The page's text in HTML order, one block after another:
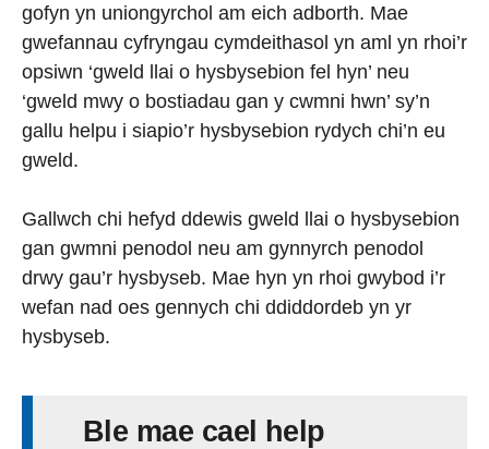
gofyn yn uniongyrchol am eich adborth. Mae
gwefannau cyfryngau cymdeithasol yn aml yn rhoi’r
opsiwn ‘gweld llai o hysbysebion fel hyn’ neu
‘gweld mwy o bostiadau gan y cwmni hwn’ sy’n
gallu helpu i siapio’r hysbysebion rydych chi’n eu
gweld.
Gallwch chi hefyd ddewis gweld llai o hysbysebion
gan gwmni penodol neu am gynnyrch penodol
drwy gau’r hysbyseb. Mae hyn yn rhoi gwybod i’r
wefan nad oes gennych chi ddiddordeb yn yr
hysbyseb.
Ble mae cael help